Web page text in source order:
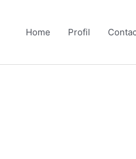
Home Profil